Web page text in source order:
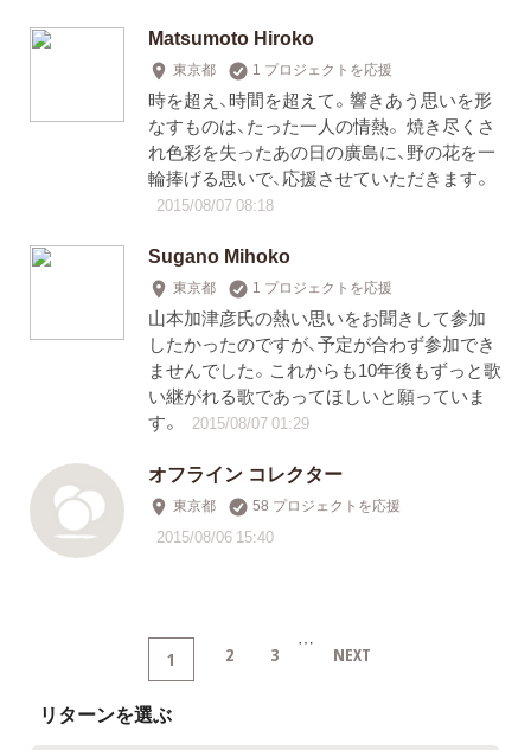
Matsumoto Hiroko
東京都 1 プロジェクトを応援
時を超え、時間を超えて。響きあう思いを形
なすものは、たった一人の情熱。 焼き尽くさ
れ色彩を失ったあの日の廣島に、野の花を一
輪捧げる思いで、応援させていただきます。
2015/08/07 08:18
Sugano Mihoko
東京都 1 プロジェクトを応援
山本加津彦氏の熱い思いをお聞きして参加
したかったのですが、予定が合わず参加でき
ませんでした。これからも10年後もずっと歌
い継がれる歌であってほしいと願っていま
す。
2015/08/07 01:29
オフライン コレクター
東京都 58 プロジェクトを応援
2015/08/06 15:40
1 2 3 … NEXT
リターンを選ぶ